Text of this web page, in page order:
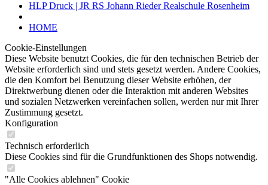
HLP Druck | JR RS Johann Rieder Realschule Rosenheim
HOME
Cookie-Einstellungen
Diese Website benutzt Cookies, die für den technischen Betrieb der
Website erforderlich sind und stets gesetzt werden. Andere Cookies,
die den Komfort bei Benutzung dieser Website erhöhen, der
Direktwerbung dienen oder die Interaktion mit anderen Websites
und sozialen Netzwerken vereinfachen sollen, werden nur mit Ihrer
Zustimmung gesetzt.
Konfiguration
Technisch erforderlich
Diese Cookies sind für die Grundfunktionen des Shops notwendig.
"Alle Cookies ablehnen" Cookie